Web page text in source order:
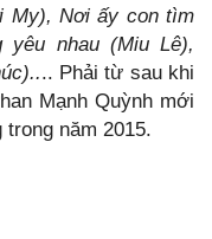
My), Nơi ấy con tìm
yêu nhau (Miu Lê),
.. Phải từ sau khi
Mạnh Quỳnh mới
năm 2015.